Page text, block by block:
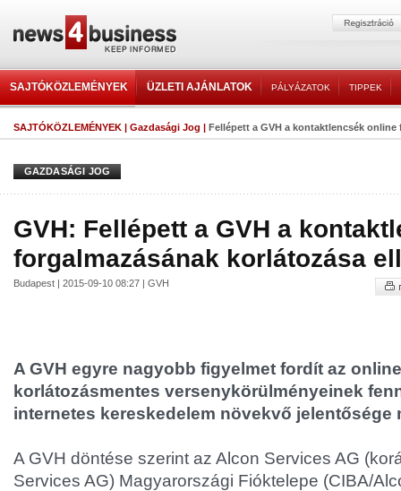
SAJTÓKÖZLEMÉNYEK ÜZLETI AJÁNLATOK PÁLYÁZATOK TIPPEK
SAJTÓKÖZLEMÉNYEK | Gazdasági Jog | Fellépett a GVH a kontaktlencsék online
GAZDASÁGI JOG
GVH: Fellépett a GVH a
forgalmazásának korlátozása
Budapest | 2015-09-10 08:27 | GVH
A GVH egyre nagyobb figyelmet fordít az
korlátozásmentes versenykörülményeinek
internetes kereskedelem növekvő jelentősége
A GVH döntése szerint az Alcon Services AG
Services AG) Magyarországi Fióktelepe (CIBA/